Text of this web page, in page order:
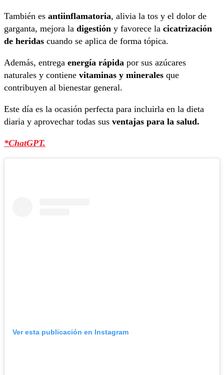
También es antiinflamatoria, alivia la tos y el dolor de
garganta, mejora la digestión y favorece la cicatrización
de heridas cuando se aplica de forma tópica.
Además, entrega energía rápida por sus azúcares
naturales y contiene vitaminas y minerales que
contribuyen al bienestar general.
Este día es la ocasión perfecta para incluirla en la dieta
diaria y aprovechar todas sus ventajas para la salud.
*ChatGPT.
Ver esta publicación en Instagram